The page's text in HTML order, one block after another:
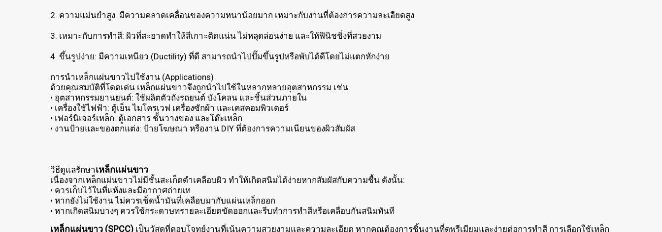
2. ความแม่นยำสูง: มีความคลาดเคลื่อนของความหนาน้อยมาก เหมาะกับงานที่ต้องการความละเอียดสูง
3. เหมาะกับการทำสี: ผิวที่สะอาดทำให้สีเกาะติดแน่น ไม่หลุดล่อนง่าย และให้ฟินิชชิ่งที่สวยงาม
4. ขึ้นรูปง่าย: มีความเหนียว (Ductility) ที่ดี สามารถนำไปปั๊มขึ้นรูปหรือพับได้ดีโดยไม่แตกหักง่าย
การนำเหล็กแผ่นขาวไปใช้งาน (Applications)
ด้วยคุณสมบัติที่โดดเด่น เหล็กแผ่นขาวจึงถูกนำไปใช้ในหลากหลายอุตสาหกรรม เช่น:
• อุตสาหกรรมยานยนต์: ใช้ผลิตตัวถังรถยนต์ บังโคลน และชิ้นส่วนภายใน
• เครื่องใช้ไฟฟ้า: ตู้เย็น ไมโครเวฟ เครื่องซักผ้า และเคสคอมพิวเตอร์
• เฟอร์นิเจอร์เหล็ก: ตู้เอกสาร ชั้นวางของ และโต๊ะเหล็ก
• งานป้ายและของตกแต่ง: ป้ายโฆษณา หรืองาน DIY ที่ต้องการความเนียนของผิวสัมผัส
วิธีดูแลรักษาเหล็กแผ่นขาว
เนื่องจากเหล็กแผ่นขาวไม่มีชั้นสะเก็ดดำเคลือบผิว ทำให้เกิดสนิมได้ง่ายหากสัมผัสกับความชื้น ดังนั้น:
• ควรเก็บไว้ในที่แห้งและมีอากาศถ่ายเท
• หากยังไม่ใช้งาน ไม่ควรเช็ดน้ำมันที่เคลือบมากับแผ่นเหล็กออก
• หากเกิดสนิมบางๆ ควรใช้กระดาษทรายละเอียดขัดออกและรีบทำการทำสีหรือเคลือบกันสนิมทันที
เหล็กแผ่นขาว (SPCC) เป็นวัสดุที่ตอบโจทย์งานที่เน้นความสวยงามและความละเอียด หากคุณต้องการชิ้นงานที่ดูพรีเมียมและง่ายต่อการทำสี การเลือกใช้เหล็ก